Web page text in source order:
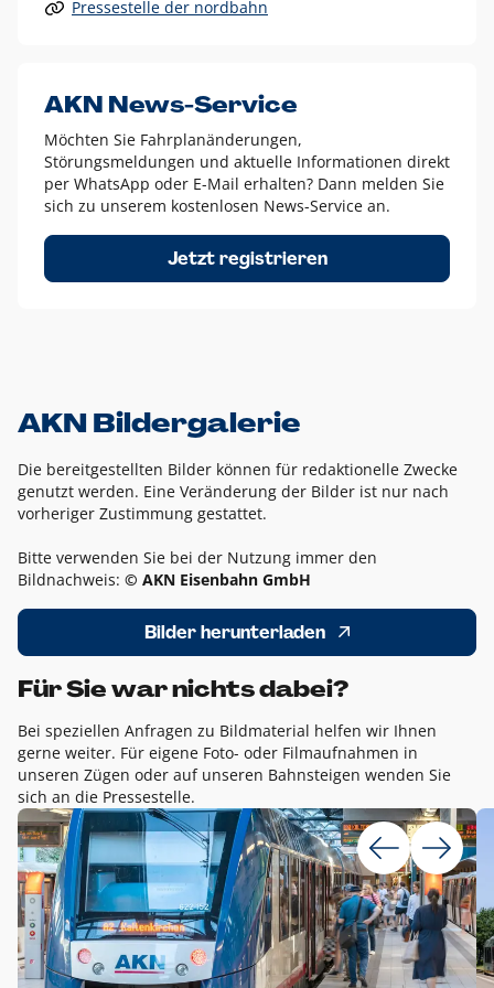
Alle anderen Logo-Varianten dürfen nur in Ausnahmefällen
Diese Ausnahmen sind zum Beispiel:
dem AKN Blau,
weißes Logo auf Fotohintergründen,
schwarzes Logo für reine Schwarz-Weiß-Umsetzungen
Um das Logo herum muss ein Schutzraum von jeweils einer
Höhe bzw. Breite des N aus AKN in alle Richtungen
Pressestelle der nordbahn
AKN News-Service
Möchten Sie Fahrplanänderungen,
Störungsmeldungen und aktuelle Informationen direkt
per WhatsApp oder E-Mail erhalten? Dann melden Sie
sich zu unserem kostenlosen News-Service an.
Jetzt registrieren
AKN Bildergalerie
Die bereitgestellten Bilder können für redaktionelle Zwecke
genutzt werden. Eine Veränderung der Bilder ist nur nach
vorheriger Zustimmung gestattet.
Bitte verwenden Sie bei der Nutzung immer den
Bildnachweis: © AKN Eisenbahn GmbH
Bilder herunterladen
Für Sie war nichts dabei?
Bei speziellen Anfragen zu Bildmaterial helfen wir Ihnen
gerne weiter. Für eigene Foto- oder Filmaufnahmen in
unseren Zügen oder auf unseren Bahnsteigen wenden Sie
sich an die Pressestelle.